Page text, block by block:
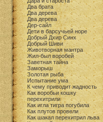
Два брата
Два дерева
Два дерева
Дер-сайл
Дети в барсучьей норе
Добрый Дхир Синх
Добрый Шиви
Животворная мантра
Жил-был воробей
Заветная тайна
Заморыш
Золотая рыба
Испытание ума
К чему приводит жадность
Как воробьи кошку
перехитрили
Как игла тигра погубила
Как плутов провели
Как шакал перехитрил льва